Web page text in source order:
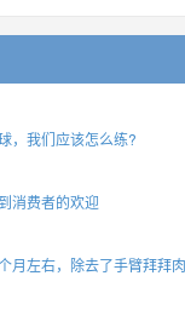
，我们应该怎么练?
消费者的欢迎
月左右，除去了手臂拜拜